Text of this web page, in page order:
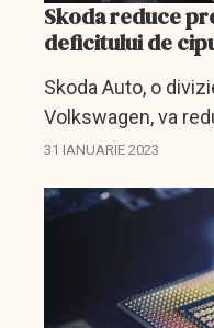
Skoda reduce
deficitului de
Skoda Auto, o
Volkswagen, va
aceasta, din cauza
ceh, transmite
31 IANUARIE 2023